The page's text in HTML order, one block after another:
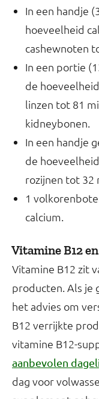
In een handje
hoeveelheid
cashewnoten
In een portie
de
linzen tot 81
kidneybonen.
In een handje
de
rozijnen tot 32
1
calcium.
Vitamine B12
Vitamine B12 zit
producten. Als je
het advies om
B12 verrijkte
vitamine B12-
aanbevolen
dag voor